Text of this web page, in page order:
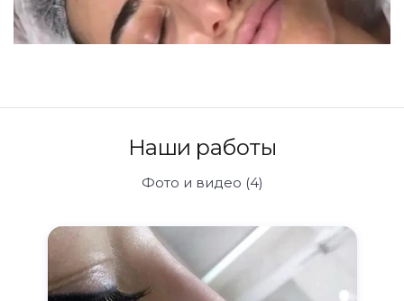
Наши работы
Фото и видео (4)